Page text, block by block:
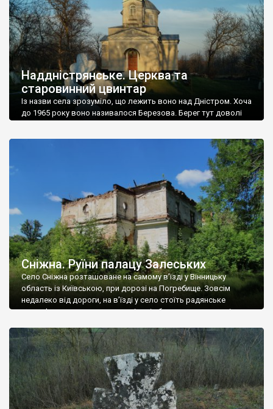
роках Болган […]
Наддністрянське. Церква та
старовинний цвинтар
Із назви села зрозуміло, що лежить воно над Дністром. Хоча
до 1965 року воно називалося Березова. Берег тут доволі
Наддністрянське відрізняється від більшості навколишніх
сіл. У селі є мурована Михайлівська церква. Точної дати […]
Сніжна. Руїни палацу Залеських
Село Сніжна розташоване на самому в’їзді у Вінницьку
область із Київською, при дорозі на Погребище. Зовсім
недалеко від дороги, на в’їзді у село стоїть радянське
рельєфне пано, яке показує жінку і яблуню, а трохи далі, десь
не видно, але видно дві стареньких колії у траві – […]